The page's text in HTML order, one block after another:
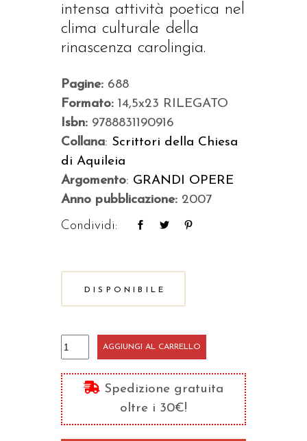
intensa attività poetica nel
clima culturale della
rinascenza carolingia.
Pagine: 688
Formato: 14,5x23 RILEGATO
Isbn: 9788831190916
Collana: Scrittori della Chiesa
di Aquileia
Argomento: GRANDI OPERE
Anno pubblicazione: 2007
Condividi:
DISPONIBILE
Opere/2
quantità
AGGIUNGI AL CARRELLO
Spedizione gratuita
oltre i 30€!